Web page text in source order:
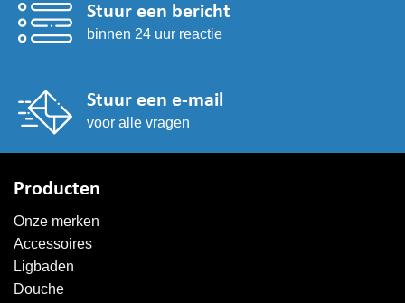
Stuur een bericht
binnen 24 uur reactie
Stuur een e-mail
voor alle vragen
Producten
Onze merken
Accessoires
Ligbaden
Douche